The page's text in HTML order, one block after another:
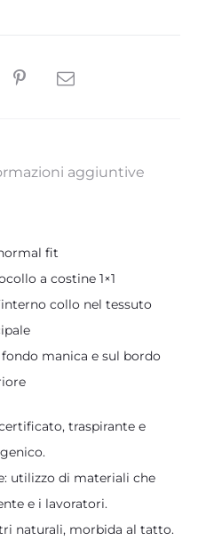
aggiuntive
fit
a costine 1×1
collo nel tessuto
manica e sul bordo
traspirante e
utilizzo di materiali che
e i lavoratori.
naturali, morbida al tatto.